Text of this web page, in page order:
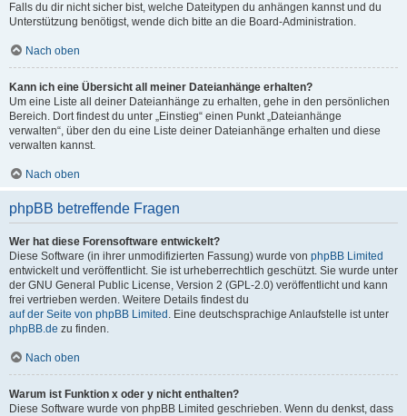
Falls du dir nicht sicher bist, welche Dateitypen du anhängen kannst und du
Unterstützung benötigst, wende dich bitte an die Board-Administration.
Nach oben
Kann ich eine Übersicht all meiner Dateianhänge erhalten?
Um eine Liste all deiner Dateianhänge zu erhalten, gehe in den persönlichen
Bereich. Dort findest du unter „Einstieg“ einen Punkt „Dateianhänge
verwalten“, über den du eine Liste deiner Dateianhänge erhalten und diese
verwalten kannst.
Nach oben
phpBB betreffende Fragen
Wer hat diese Forensoftware entwickelt?
Diese Software (in ihrer unmodifizierten Fassung) wurde von phpBB Limited
entwickelt und veröffentlicht. Sie ist urheberrechtlich geschützt. Sie wurde unter
der GNU General Public License, Version 2 (GPL-2.0) veröffentlicht und kann
frei vertrieben werden. Weitere Details findest du
auf der Seite von phpBB Limited . Eine deutschsprachige Anlaufstelle ist unter
phpBB.de zu finden.
Nach oben
Warum ist Funktion x oder y nicht enthalten?
Diese Software wurde von phpBB Limited geschrieben. Wenn du denkst, dass